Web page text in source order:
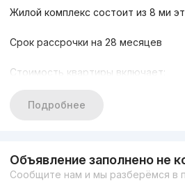
Жилой комплекс состоит из 8 ми
Срок рассрочки на 28 месяцев
Стоимость квартиры включает:
Входная железная дверь
И Двух контурный котел для
Подробнее
Объявление заполнено не
Сообщите нам и мы разберёмся в